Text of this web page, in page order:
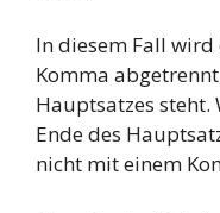
In diesem Fall
Komma
Hauptsatzes steht.
Ende des
nicht mit einem